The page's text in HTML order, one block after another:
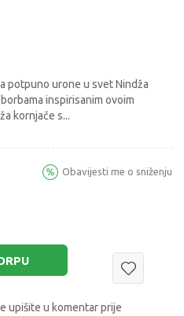
potpuno urone u svet Nindža
inspirisanim ovoim
kornjače s...
Obavijesti me o sniženju
upišite u komentar prije